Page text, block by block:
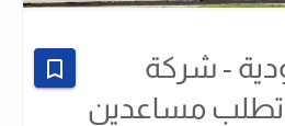
- شركة
تطلب مساعدين